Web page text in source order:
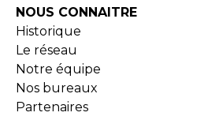
NOUS CONNAITRE
Historique
Le réseau
Notre équipe
Nos bureaux
Partenaires